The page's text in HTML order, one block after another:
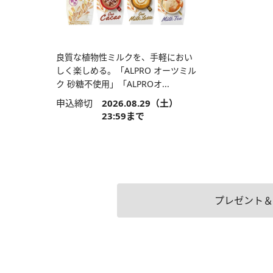
良質な植物性ミルクを、手軽におい
しく楽しめる。「ALPRO オーツミル
ク 砂糖不使用」「ALPROオ...
申込締切 2026.08.29（土）
23:59まで
プレゼント